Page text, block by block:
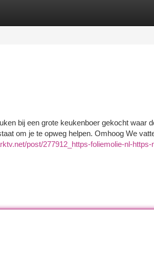
bij een grote keukenboer gekocht waar
om je te opweg helpen. Omhoog We
post/277912_https-foliemolie-nl-